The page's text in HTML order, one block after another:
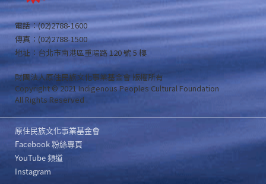
電話：(02)2788-1600
傳真：(02)2788-1500
地址：台北市南港區重陽路 120 號 5 樓
財團法人原住民族文化事業基金會 版權所有
Copyright © 2021 Indigenous Peoples Cultural Foundation
All Rights Reserved .
原住民族文化事業基金會
Facebook 粉絲專頁
YouTube 頻道
Instagram